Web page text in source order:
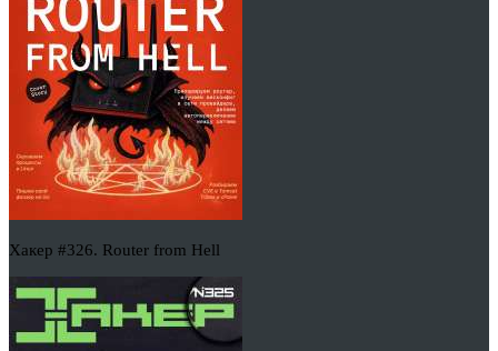
Хакер #326. Router from Hell